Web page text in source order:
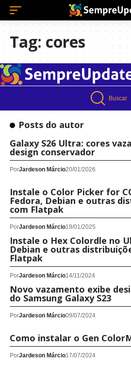
Tag: cores
Buscar
Posts do autor
Galaxy S26 Ultra: cores
design conservador
PorJardeson Márcio20/01/2026
Instale o Color Picker for
Fedora, Debian e outras
com Flatpak
PorJardeson Márcio19/01/2025
Instale o Hex Colordle no
Debian e outras
Flatpak
PorJardeson Márcio14/11/2024
Novo vazamento exibe
do Samsung Galaxy S23
PorJardeson Márcio09/07/2024
Como instalar o Gen
PorJardeson Márcio17/07/2024